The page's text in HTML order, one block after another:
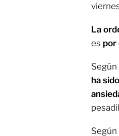
La
es por
Según
ha